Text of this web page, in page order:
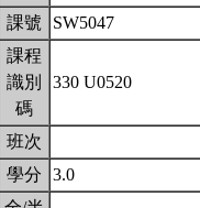
課號
SW5047
課程
識別
碼
330 U0520
班次
學分
3.0